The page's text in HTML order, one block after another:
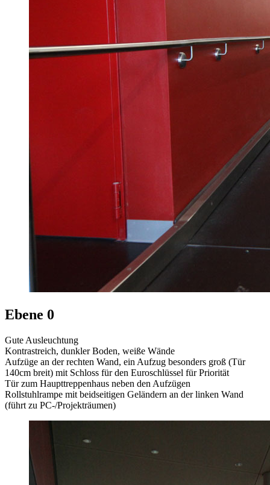
Ebene 0
Gute Ausleuchtung
Kontrastreich, dunkler Boden, weiße Wände
Aufzüge an der rechten Wand, ein Aufzug besonders groß (Tür
140cm breit) mit Schloss für den Euroschlüssel für Priorität
Tür zum Haupttreppenhaus neben den Aufzügen
Rollstuhlrampe mit beidseitigen Geländern an der linken Wand
(führt zu PC-/Projekträumen)